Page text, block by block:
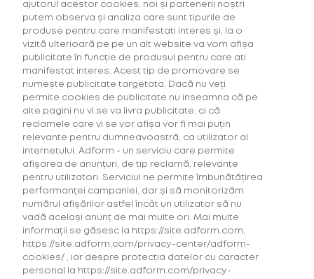
Informații despre produs
Instrument practic pentru extragerea resturilor
de stick-uri din camera de încălzire a
dispozitivului, în cazul ruperii acestora.
Extragerea se face în doar trei pași simpli:
împinge, rotește și trage (pentru mai multe
detalii consultă filmulețul de utilizare a acestui
100
% of100
Livrare gratuită la comenzi de peste
80 lei.
Comenzile cu valoare mai mică de 80
lei percep o taxă de 5 lei.
ajutorul acestor cookies, noi și partenerii noștri
putem observa și analiza care sunt tipurile de
produse pentru care manifestati interes și, la o
vizită ulterioară pe pe un alt website va vom afișa
publicitate în funcție de produsul pentru care ati
manifestat interes. Acest tip de promovare se
numește publicitate targetata. Dacă nu veți
permite cookies de publicitate nu inseamna că pe
alte pagini nu vi se va livra publicitate, ci că
reclamele care vi se vor afișa vor fi mai puțin
relevante pentru dumneavoastră, ca utilizator al
internetului. Adform - un serviciu care permite
afișarea de anunțuri, de tip reclamă, relevante
pentru utilizatori. Serviciul ne permite îmbunătățirea
performanței campaniei, dar și să monitorizăm
numărul afișărilor astfel încât un utilizator să nu
vadă același anunț de mai multe ori. Mai multe
informații se găsesc la https://site.adform.com,
https://site.adform.com/privacy-center/adform-
cookies/ , iar despre protecția datelor cu caracter
personal la https://site.adform.com/privacy-